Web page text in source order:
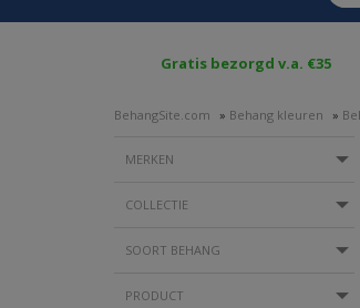
Gratis bezorgd v.a. €35
BehangSite.com » Behang kleuren »
MERKEN
COLLECTIE
SOORT BEHANG
PRODUCT